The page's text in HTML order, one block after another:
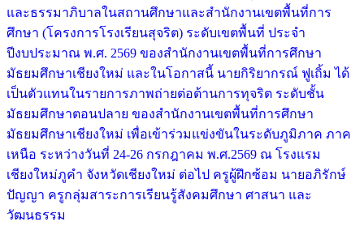
และธรรมาภิบาลในสถานศึกษาและสำนักงานเขตพื้นที่การ
ศึกษา (โครงการโรงเรียนสุจริต) ระดับเขตพื้นที่ ประจำ
ปีงบประมาณ พ.ศ. 2569 ของสำนักงานเขตพื้นที่การศึกษา
มัธยมศึกษาเชียงใหม่ และในโอกาสนี้ นายกิริยากรณ์ ฟูเถิ้ม ได้
เป็นตัวแทนในรายการภาพถ่ายต่อต้านการทุจริต ระดับชั้น
มัธยมศึกษาตอนปลาย ของสำนักงานเขตพื้นที่การศึกษา
มัธยมศึกษาเชียงใหม่ เพื่อเข้าร่วมแข่งขันในระดับภูมิภาค ภาค
เหนือ ระหว่างวันที่ 24-26 กรกฎาคม พ.ศ.2569 ณ โรงแรม
เชียงใหม่ภูคำ จังหวัดเชียงใหม่ ต่อไป ครูผู้ฝึกซ้อม นายอภิรักษ์
ปัญญา ครูกลุ่มสาระการเรียนรู้สังคมศึกษา ศาสนา และ
วัฒนธรรม